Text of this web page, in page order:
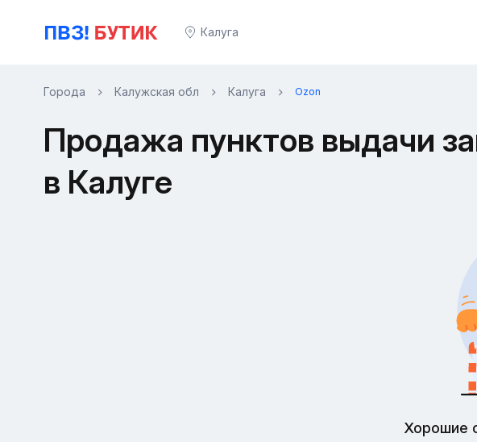
Калуга
Города Калужская обл Калуга Ozon
Продажа пунктов выдачи
в Калуге
Хорошие